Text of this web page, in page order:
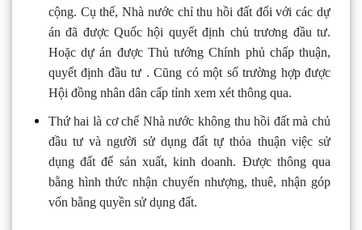
cộng. Cụ thể, Nhà nước chỉ thu hồi đất đối với các dự
án đã được Quốc hội quyết định chủ trương đầu tư.
Hoặc dự án được Thủ tướng Chính phủ chấp thuận,
quyết định đầu tư . Cũng có một số trường hợp được
Hội đồng nhân dân cấp tỉnh xem xét thông qua.
Thứ hai là cơ chế Nhà nước không thu hồi đất mà chủ
đầu tư và người sử dụng đất tự thỏa thuận việc sử
dụng đất để sản xuất, kinh doanh. Được thông qua
bằng hình thức nhận chuyển nhượng, thuê, nhận góp
vốn bằng quyền sử dụng đất.